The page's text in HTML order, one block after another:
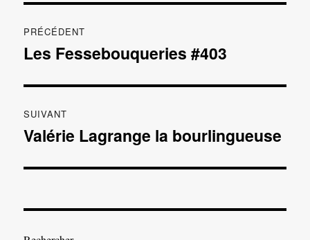
de
PRÉCÉDENT
Publication
Les Fessebouqueries #403
SUIVANT
Publication
Valérie Lagrange la bourlingueuse